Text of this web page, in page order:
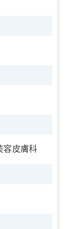
容皮膚科